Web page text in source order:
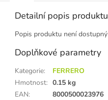
Detailní popis produktu
Popis produktu není dostupný
Doplňkové parametry
Kategorie:
FERRERO
Hmotnost: 0.15 kg
EAN:
8000500023976